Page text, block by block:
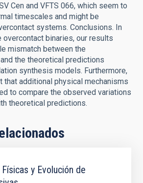
Cen and VFTS 066, which seem to
timescales and might be
systems. Conclusions. In
binaries, our results
mismatch between the
the theoretical predictions
synthesis models. Furthermore,
that additional physical mechanisms
to compare the observed variations
theoretical predictions.
y Evolución de